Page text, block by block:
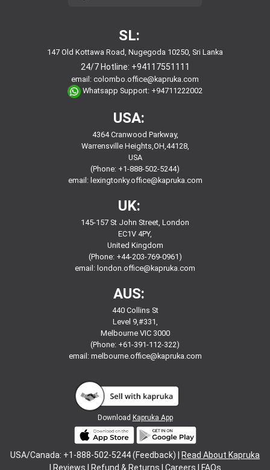
SL:
147 Old Kottawa Road, Nugegoda 10250, Sri Lanka
24/7 Hotline: +94117551111
email: colombo.office@kapruka.com
Whatsapp Support: +94711222002
USA:
4364 Cranwood Parkway,
Warrensville Heights,OH,44128,
USA
(Phone: +1-888-502-5244)
email: lexingtonky.office@kapruka.com
UK:
145-157 St John Street, London
EC1V 4PY,
United Kingdom
(Phone: +44-203-769-0961)
email: london.office@kapruka.com
AUS:
440 Collins St
Level 9,#331,
Melbourne VIC 3000
(Phone: +61-391-112-322)
email: melbourne.office@kapruka.com
Download Kapruka App
USA/Canada: +1-888-502-5244 (Feedback) |
Read About Kapruka
Reviews Refund & Returns Careers FAQs